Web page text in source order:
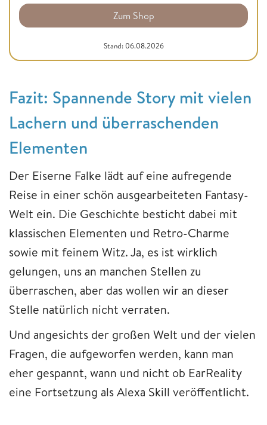
Zum Shop
Stand: 06.08.2026
Fazit: Spannende Story mit vielen
Lachern und überraschenden
Elementen
Der Eiserne Falke lädt auf eine aufregende
Reise in einer schön ausgearbeiteten Fantasy-
Welt ein. Die Geschichte besticht dabei mit
klassischen Elementen und Retro-Charme
sowie mit feinem Witz. Ja, es ist wirklich
gelungen, uns an manchen Stellen zu
überraschen, aber das wollen wir an dieser
Stelle natürlich nicht verraten.
Und angesichts der großen Welt und der vielen
Fragen, die aufgeworfen werden, kann man
eher gespannt, wann und nicht ob EarReality
eine Fortsetzung als Alexa Skill veröffentlicht.